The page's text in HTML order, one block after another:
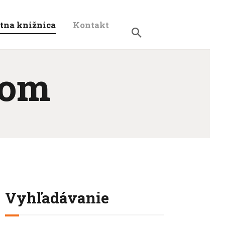
knižnica Kontakt
Vyhľadávanie